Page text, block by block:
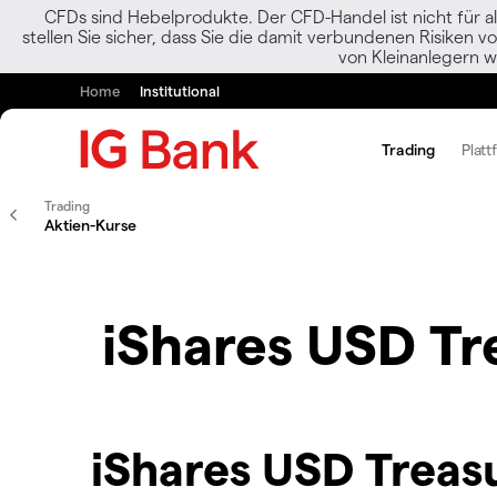
CFDs sind Hebelprodukte. Der CFD-Handel ist nicht für
stellen Sie sicher, dass Sie die damit verbundenen Risiken
von Kleinanlegern
Home Institutional
Trading
Trading
Aktien-Kurse
iShares USD
iShares USD